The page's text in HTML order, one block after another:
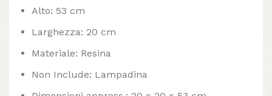
Alto: 53 cm
Larghezza: 20 cm
Materiale: Resina
Non Include: Lampadina